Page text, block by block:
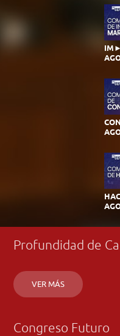
Profundidad de
VER MÁS
Congreso Futuro